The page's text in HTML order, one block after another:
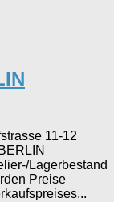
11-12
Lagerbestand
Preise